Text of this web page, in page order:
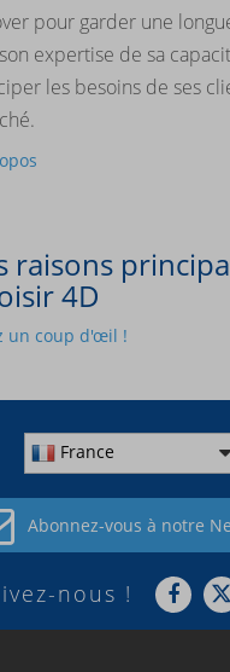
pour garder une
expertise de sa
les besoins de ses
raisons
4D
un coup d'œil !
France
Abonnez-vous à notre
nous !